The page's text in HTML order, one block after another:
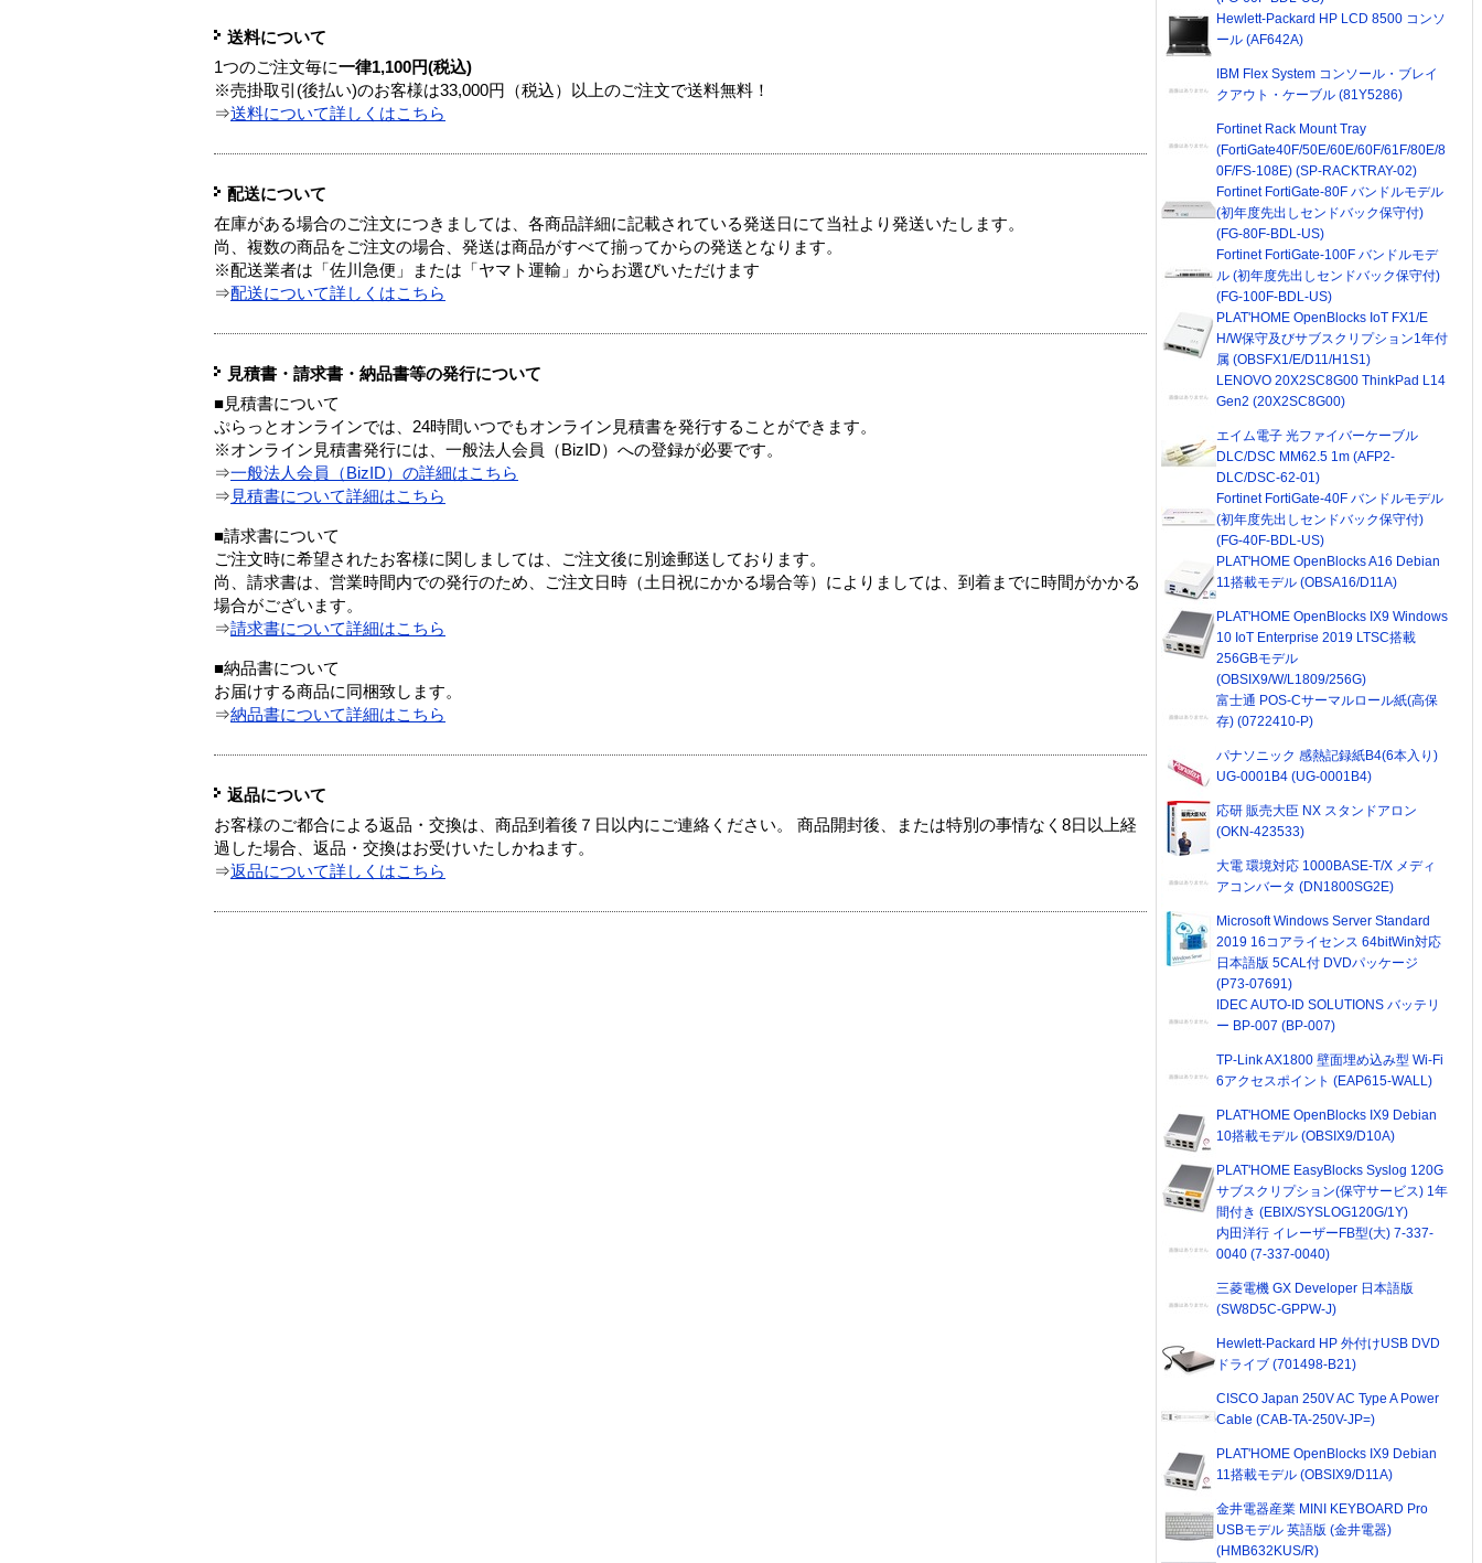
送料について
1つのご注文毎に一律1,100円(税込)
※売掛取引(後払い)のお客様は33,000円（税込）以上のご注文で送料無料！
⇒送料について詳しくはこちら
配送について
在庫がある場合のご注文につきましては、各商品詳細に記載されている発送日にて当社より発送いたします。
尚、複数の商品をご注文の場合、発送は商品がすべて揃ってからの発送となります。
※配送業者は「佐川急便」または「ヤマト運輸」からお選びいただけます
⇒配送について詳しくはこちら
見積書・請求書・納品書等の発行について
■見積書について
ぷらっとオンラインでは、24時間いつでもオンライン見積書を発行することができます。
※オンライン見積書発行には、一般法人会員（BizID）への登録が必要です。
⇒一般法人会員（BizID）の詳細はこちら
⇒ 見積書について詳細はこちら
■請求書について
ご注文時に希望されたお客様に関しましては、ご注文後に別途郵送しております。
尚、請求書は、営業時間内での発行のため、ご注文日時（土日祝にかかる場合等）によりましては、到着までに時間がかかる
場合がございます。
⇒請求書について詳細はこちら
■納品書について
お届けする商品に同梱致します。
⇒納品書について詳細はこちら
返品について
お客様のご都合による返品・交換は、商品到着後７日以内にご連絡ください。 商品開封後、または特別の事情なく8日以上経
過した場合、返品・交換はお受けいたしかねます。
⇒返品について詳しくはこちら
Hewlett-Packard HP LCD 8500 コンソ
ール (AF642A)
IBM Flex System コンソール・ブレイ
クアウト・ケーブル (81Y5286)
Fortinet Rack Mount Tray
(FortiGate40F/50E/60E/60F/61F/80E/8
0F/FS-108E) (SP-RACKTRAY-02)
Fortinet FortiGate-80F バンドルモデル
(初年度先出しセンドバック保守付)
(FG-80F-BDL-US)
Fortinet FortiGate-100F バンドルモデ
ル (初年度先出しセンドバック保守付)
(FG-100F-BDL-US)
PLAT'HOME OpenBlocks IoT FX1/E
H/W保守及びサブスクリプション1年付
属 (OBSFX1/E/D11/H1S1)
LENOVO 20X2SC8G00 ThinkPad L14
Gen2 (20X2SC8G00)
エイム電子 光ファイバーケーブル
DLC/DSC MM62.5 1m (AFP2-
DLC/DSC-62-01)
Fortinet FortiGate-40F バンドルモデル
(初年度先出しセンドバック保守付)
(FG-40F-BDL-US)
PLAT'HOME OpenBlocks A16 Debian
11搭載モデル (OBSA16/D11A)
PLAT'HOME OpenBlocks IX9 Windows
10 IoT Enterprise 2019 LTSC搭載
256GBモデル
(OBSIX9/W/L1809/256G)
富士通 POS-Cサーマルロール紙(高保
存) (0722410-P)
パナソニック 感熱記録紙B4(6本入り)
UG-0001B4 (UG-0001B4)
応研 販売大臣 NX スタンドアロン
(OKN-423533)
大電 環境対応 1000BASE-T/X メディ
アコンバータ (DN1800SG2E)
Microsoft Windows Server Standard
2019 16コアライセンス 64bitWin対応
日本語版 5CAL付 DVDパッケージ
(P73-07691)
IDEC AUTO-ID SOLUTIONS バッテリ
ー BP-007 (BP-007)
TP-Link AX1800 壁面埋め込み型 Wi-Fi
6アクセスポイント (EAP615-WALL)
PLAT'HOME OpenBlocks IX9 Debian
10搭載モデル (OBSIX9/D10A)
PLAT'HOME EasyBlocks Syslog 120G
サブスクリプション(保守サービス) 1年
間付き (EBIX/SYSLOG120G/1Y)
内田洋行 イレーザーFB型(大) 7-337-
0040 (7-337-0040)
三菱電機 GX Developer 日本語版
(SW8D5C-GPPW-J)
Hewlett-Packard HP 外付けUSB DVD
ドライブ (701498-B21)
CISCO Japan 250V AC Type A Power
Cable (CAB-TA-250V-JP=)
PLAT'HOME OpenBlocks IX9 Debian
11搭載モデル (OBSIX9/D11A)
金井電器産業 MINI KEYBOARD Pro
USBモデル 英語版 (金井電器)
(HMB632KUS/R)